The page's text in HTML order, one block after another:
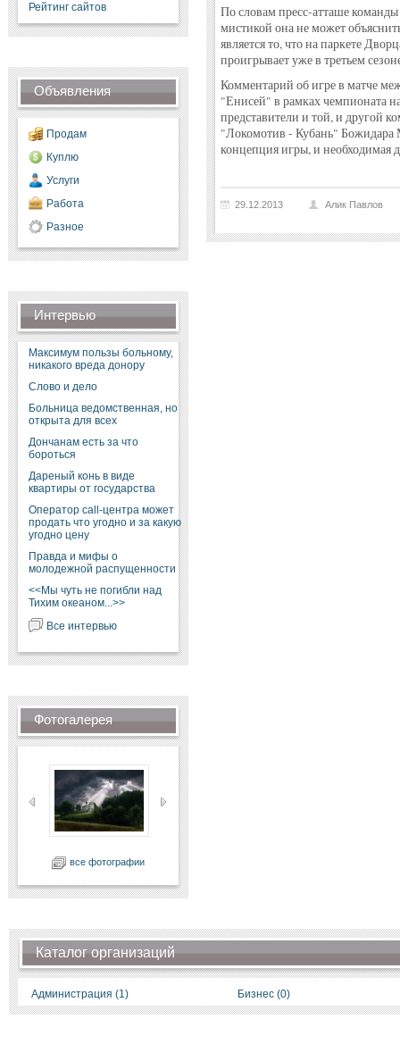
Рейтинг сайтов
Объявления
Продам
Куплю
Услуги
Работа
Разное
Интервью
Максимум пользы больному,
никакого вреда донору
Слово и дело
Больница ведомственная, но
открыта для всех
Дончанам есть за что
бороться
Дареный конь в виде
квартиры от государства
Оператор call-центра может
продать что угодно и за какую
угодно цену
Правда и мифы о
молодежной распущенности
<<Мы чуть не погибли над
Тихим океаном...>>
Все интервью
Фотогалерея
все фотографии
По словам пресс-атташе
мистикой она не может
является то, что на паркете
проигрывает уже в третьем
Комментарий об игре в матче
"Енисей" в рамках чемпионата
представители и той, и другой
"Локомотив - Кубань" Божидара
концепция игры, и необходимая
29.12.2013 Алик Павлов
Каталог организаций
Администрация (1) Бизнес (0)